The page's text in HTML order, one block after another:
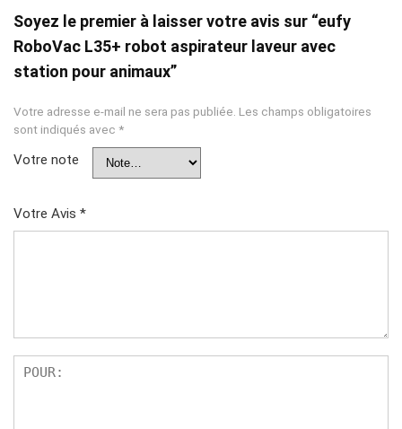
Soyez le premier à laisser votre avis sur “eufy
RoboVac L35+ robot aspirateur laveur avec
station pour animaux”
Votre adresse e-mail ne sera pas publiée. Les champs obligatoires
sont indiqués avec *
Votre note
Votre Avis *